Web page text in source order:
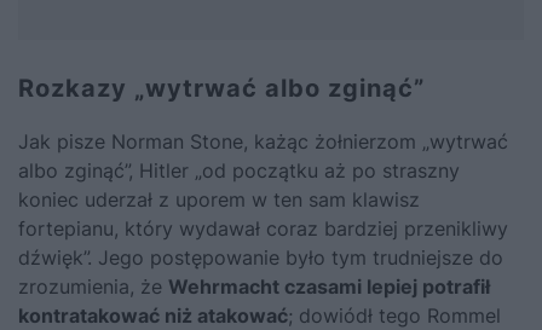
Rozkazy „wytrwać albo zginąć”
Jak pisze Norman Stone, każąc żołnierzom „wytrwać
albo zginąć”, Hitler „od początku aż po straszny
koniec uderzał z uporem w ten sam klawisz
fortepianu, który wydawał coraz bardziej przenikliwy
dźwięk”. Jego postępowanie było tym trudniejsze do
zrozumienia, że Wehrmacht czasami lepiej potrafił
kontratakować niż atakować; dowiódł tego Rommel